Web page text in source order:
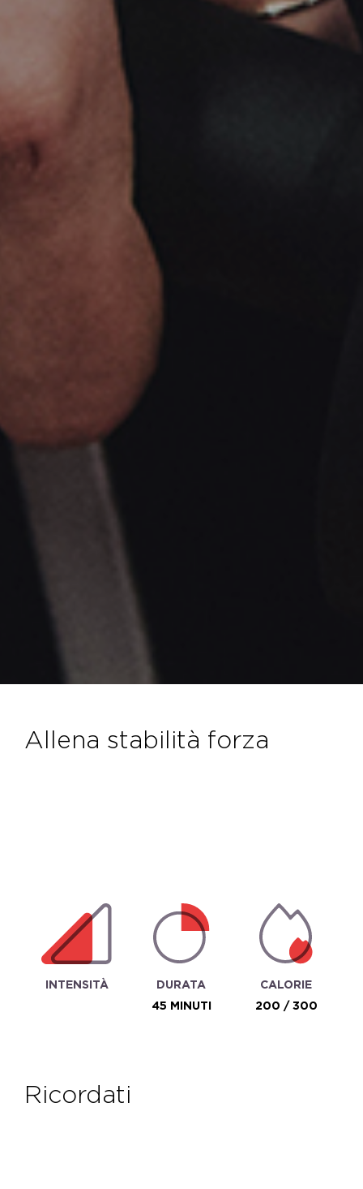
allena stabilità forza
INTENSITÀ
DURATA
45 MINUTI
CALORIE
200 / 300
ricordati